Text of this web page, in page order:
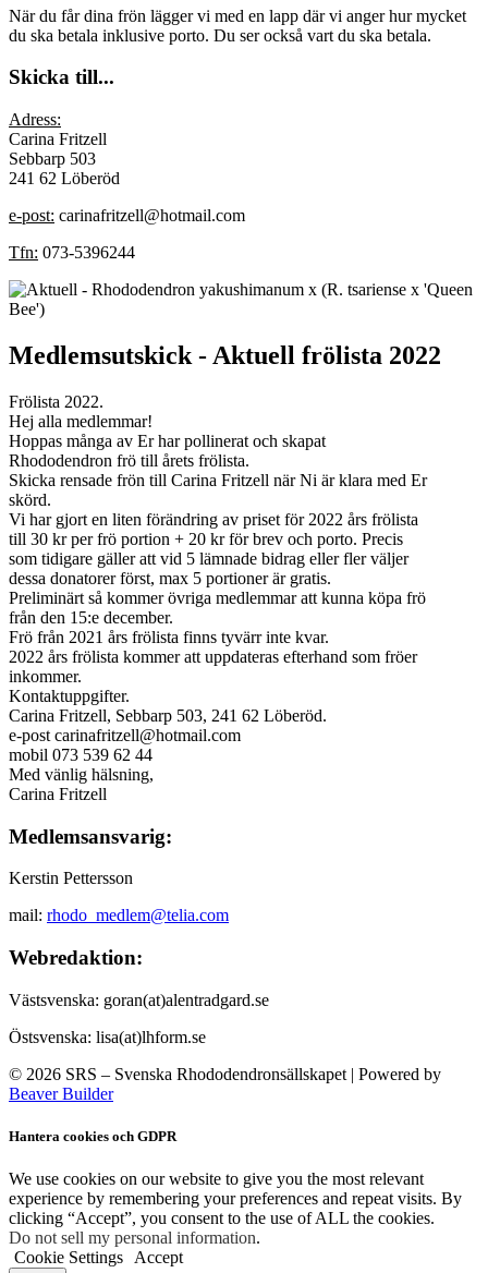
När du får dina frön lägger vi med en lapp där vi anger hur mycket
du ska betala inklusive porto. Du ser också vart du ska betala.
Skicka till...
Adress:
Carina Fritzell
Sebbarp 503
241 62 Löberöd
e-post: carinafritzell@hotmail.com
Tfn: 073-5396244
Medlemsutskick - Aktuell frölista 2022
Frölista 2022.
Hej alla medlemmar!
Hoppas många av Er har pollinerat och skapat
Rhododendron frö till årets frölista.
Skicka rensade frön till Carina Fritzell när Ni är klara med Er
skörd.
Vi har gjort en liten förändring av priset för 2022 års frölista
till 30 kr per frö portion + 20 kr för brev och porto. Precis
som tidigare gäller att vid 5 lämnade bidrag eller fler väljer
dessa donatorer först, max 5 portioner är gratis.
Preliminärt så kommer övriga medlemmar att kunna köpa frö
från den 15:e december.
Frö från 2021 års frölista finns tyvärr inte kvar.
2022 års frölista kommer att uppdateras efterhand som fröer
inkommer.
Kontaktuppgifter.
Carina Fritzell, Sebbarp 503, 241 62 Löberöd.
e-post carinafritzell@hotmail.com
mobil 073 539 62 44
Med vänlig hälsning,
Carina Fritzell
Medlemsansvarig:
Kerstin Pettersson
mail: rhodo_medlem@telia.com
Webredaktion:
Västsvenska: goran(at)alentradgard.se
Östsvenska: lisa(at)lhform.se
© 2026 SRS – Svenska Rhododendronsällskapet | Powered by
Beaver Builder
Hantera cookies och GDPR
We use cookies on our website to give you the most relevant
experience by remembering your preferences and repeat visits. By
clicking “Accept”, you consent to the use of ALL the cookies.
Do not sell my personal information.
Cookie Settings
Accept